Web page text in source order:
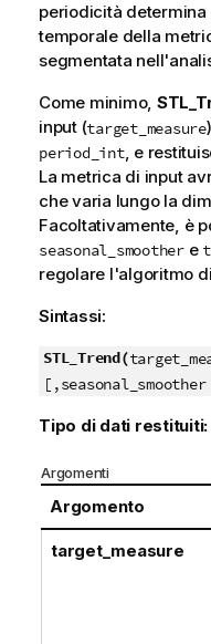
periodicità
temporale della
segmentata
Come minimo,
input (target_measure
period_int, e
La metrica di input
che varia lungo la
Facoltativamente, è
seasonal_smoothere
regolare l'algoritmo
Sintassi:
STL_Trend(
Tipo di dati restituiti:
Argomenti
Argomento
target_measure